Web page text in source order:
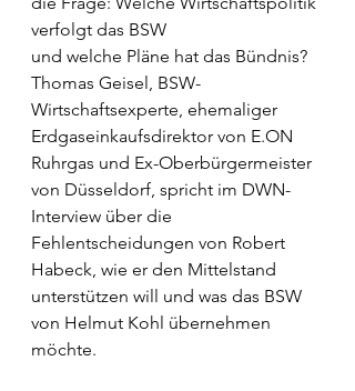
verfolgt das BSW
und welche Pläne hat das Bündnis?
Thomas Geisel, BSW-
Wirtschaftsexperte, ehemaliger
Erdgaseinkaufsdirektor von E.ON
Ruhrgas und Ex-Oberbürgermeister
von Düsseldorf, spricht im DWN-
Interview über die
Fehlentscheidungen von Robert
Habeck, wie er den Mittelstand
unterstützen will und was das BSW
von Helmut Kohl übernehmen
möchte.